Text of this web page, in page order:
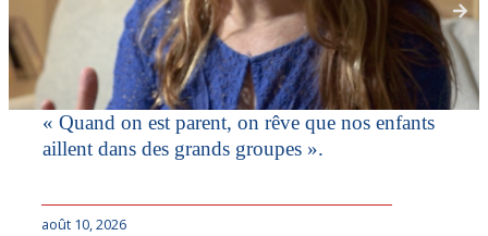
« Quand on est parent, on rêve que nos enfants
aillent dans des grands groupes ».
août 10, 2026